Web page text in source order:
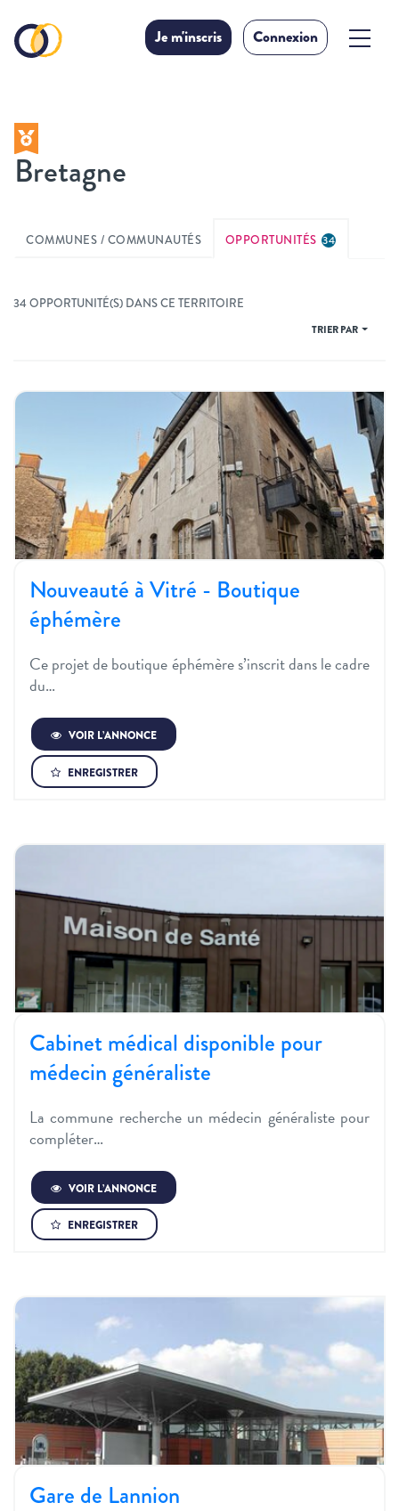
Je m'inscris Connexion
Bretagne
COMMUNES / COMMUNAUTÉS OPPORTUNITÉS 34
34 OPPORTUNITÉ(S) DANS CE TERRITOIRE
TRIER PAR
Nouveauté à Vitré - Boutique
éphémère
Ce projet de boutique éphémère s’inscrit dans le cadre
du…
VOIR L’ANNONCE
ENREGISTRER
Cabinet médical disponible pour
médecin généraliste
La commune recherche un médecin généraliste pour
compléter…
VOIR L’ANNONCE
ENREGISTRER
Gare de Lannion